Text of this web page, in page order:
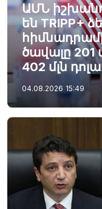
ԱՄՆ
են TRIPP+
ծավալը 201
402 մլն
04.08.2026 15:49